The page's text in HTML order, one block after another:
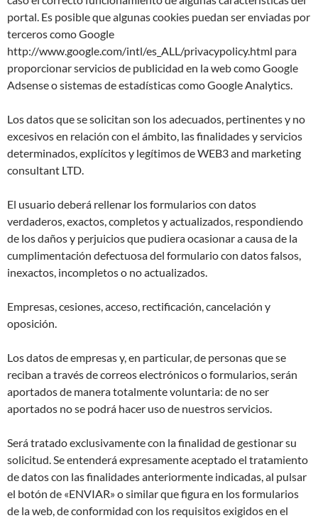
portal. Es posible que algunas cookies puedan ser enviadas por
terceros como Google
http://www.google.com/intl/es_ALL/privacypolicy.html para
proporcionar servicios de publicidad en la web como Google
Adsense o sistemas de estadísticas como Google Analytics.
Los datos que se solicitan son los adecuados, pertinentes y no
excesivos en relación con el ámbito, las finalidades y servicios
determinados, explícitos y legítimos de WEB3 and marketing
consultant LTD.
El usuario deberá rellenar los formularios con datos
verdaderos, exactos, completos y actualizados, respondiendo
de los daños y perjuicios que pudiera ocasionar a causa de la
cumplimentación defectuosa del formulario con datos falsos,
inexactos, incompletos o no actualizados.
Empresas, cesiones, acceso, rectificación, cancelación y
oposición.
Los datos de empresas y, en particular, de personas que se
reciban a través de correos electrónicos o formularios, serán
aportados de manera totalmente voluntaria: de no ser
aportados no se podrá hacer uso de nuestros servicios.
Será tratado exclusivamente con la finalidad de gestionar su
solicitud. Se entenderá expresamente aceptado el tratamiento
de datos con las finalidades anteriormente indicadas, al pulsar
el botón de «ENVIAR» o similar que figura en los formularios
de la web, de conformidad con los requisitos exigidos en el